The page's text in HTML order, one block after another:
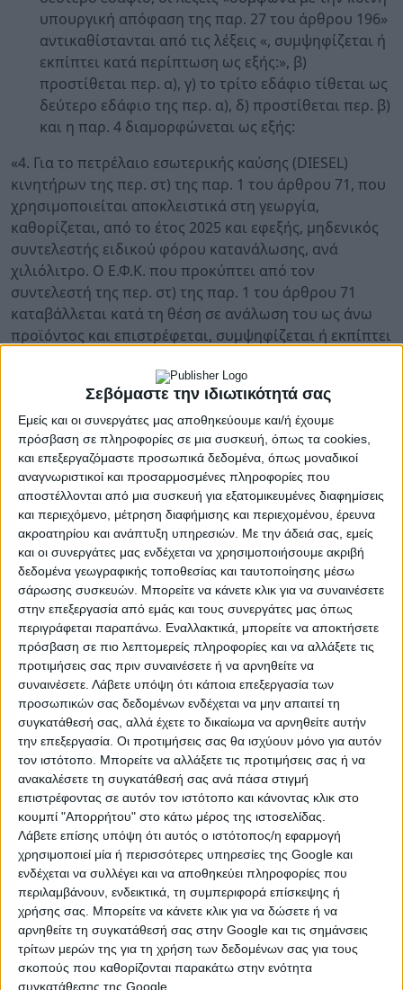
Σεβόμαστε την ιδιωτικότητά σας
Εμείς και οι συνεργάτες μας αποθηκεύουμε και/ή έχουμε
πρόσβαση σε πληροφορίες σε μια συσκευή, όπως τα cookies,
και επεξεργαζόμαστε προσωπικά δεδομένα, όπως μοναδικοί
αναγνωριστικοί και προσαρμοσμένες πληροφορίες που
αποστέλλονται από μια συσκευή για εξατομικευμένες διαφημίσεις
και περιεχόμενο, μέτρηση διαφήμισης και περιεχομένου, έρευνα
ακροατηρίου και ανάπτυξη υπηρεσιών. Με την άδειά σας, εμείς
και οι συνεργάτες μας ενδέχεται να χρησιμοποιήσουμε ακριβή
δεδομένα γεωγραφικής τοποθεσίας και ταυτοποίησης μέσω
σάρωσης συσκευών. Μπορείτε να κάνετε κλικ για να συναινέσετε
στην επεξεργασία από εμάς και τους συνεργάτες μας όπως
περιγράφεται παραπάνω. Εναλλακτικά, μπορείτε να αποκτήσετε
πρόσβαση σε πιο λεπτομερείς πληροφορίες και να αλλάξετε τις
προτιμήσεις σας πριν συναινέσετε ή να αρνηθείτε να
συναινέσετε. Λάβετε υπόψη ότι κάποια επεξεργασία των
προσωπικών σας δεδομένων ενδέχεται να μην απαιτεί τη
συγκατάθεσή σας, αλλά έχετε το δικαίωμα να αρνηθείτε αυτήν
την επεξεργασία. Οι προτιμήσεις σας θα ισχύουν μόνο για αυτόν
τον ιστότοπο. Μπορείτε να αλλάξετε τις προτιμήσεις σας ή να
ανακαλέσετε τη συγκατάθεσή σας ανά πάσα στιγμή
επιστρέφοντας σε αυτόν τον ιστότοπο και κάνοντας κλικ στο
κουμπί "Απορρήτου" στο κάτω μέρος της ιστοσελίδας.
Λάβετε επίσης υπόψη ότι αυτός ο ιστότοπος/η εφαρμογή
χρησιμοποιεί μία ή περισσότερες υπηρεσίες της Google και
ενδέχεται να συλλέγει και να αποθηκεύει πληροφορίες που
περιλαμβάνουν, ενδεικτικά, τη συμπεριφορά επίσκεψης ή
χρήσης σας. Μπορείτε να κάνετε κλικ για να δώσετε ή να
αρνηθείτε τη συγκατάθεσή σας στην Google και τις σημάνσεις
τρίτων μερών της για τη χρήση των δεδομένων σας για τους
σκοπούς που καθορίζονται παρακάτω στην ενότητα
συγκατάθεσης της Google.
υπουργική απόφαση της παρ. 27 του άρθρου 196»
αντικαθίστανται από τις λέξεις «, συμψηφίζεται ή
εκπίπτει κατά περίπτωση ως εξής:», β)
προστίθεται περ. α), γ) το τρίτο εδάφιο τίθεται ως
δεύτερο εδάφιο της περ. α), δ) προστίθεται περ. β)
και η παρ. 4 διαμορφώνεται ως εξής:
«4. Για το πετρέλαιο εσωτερικής καύσης (DIESEL)
κινητήρων της περ. στ) της παρ. 1 του άρθρου 71, που
χρησιμοποιείται αποκλειστικά στη γεωργία,
καθορίζεται, από το έτος 2025 και εφεξής, μηδενικός
συντελεστής ειδικού φόρου κατανάλωσης, ανά
χιλιόλιτρο. Ο Ε.Φ.Κ. που προκύπτει από τον
συντελεστή της περ. στ) της παρ. 1 του άρθρου 71
καταβάλλεται κατά τη θέση σε ανάλωση του ως άνω
προϊόντος και επιστρέφεται, συμψηφίζεται ή εκπίπτει
α) Για καταναλώσεις μέχρι την 31η Οκτωβρίου 2026 ο
Ε.Φ.Κ. επιστρέφεται σύμφωνα με την κοινή υπουργική
απόφαση της περ. α) της παρ. 27 του άρθρου 196. Το
ποσό επιστροφής του ειδικού φόρου κατανάλωσης
είναι ανεκχώρητο και ακατάσχετο στα χέρια του
Δημοσίου ή τρίτων, κατά παρέκκλιση κάθε γενικής ή
ειδικής διάταξης, δεν υπόκειται σε οποιαδήποτε
κράτηση, τέλος ή εισφορά, δεν δεσμεύεται και δεν
συμψηφίζεται με βεβαιωμένες, ληξιπρόθεσμες ή μη,
οφειλές προς τη φορολογική διοίκηση και το Δημόσιο
εν γένει, τους δήμους, τις περιφέρειες και τα νομικά
τους πρόσωπα, τα ασφαλιστικά ταμεία ή τα πιστωτικά
ιδρύματα και δεν υπολογίζεται στα εισοδηματικά
όρια για την καταβολή οποιασδήποτε παροχής
κοινωνικού ή προνοιακού χαρακτήρα.
β) Για καταναλώσεις από την 1η Νοεμβρίου 2026 και
εφεξής τίθεται σε λειτουργία ειδική ψηφιακή
εφαρμογή της Α.Α.Δ.Ε., προκειμένου ο Ε.Φ.Κ. που
προκύπτει από τον συντελεστή της περ. στ) της παρ. 1
του άρθρου 71 και ο αναλογούν σε αυτόν Φόρος
Προστιθέμενης Αξίας (Φ.Π.Α.) να μην περιλαμβάνονται
στο συνολικό καταβλητέο ποσό του τιμολογίου
πώλησης κατά την προμήθεια του καυσίμου από τα
δικαιούχα πρόσωπα. Ο Ε.Φ.Κ. επιστρέφεται στους
πρατηριούχους ή συμψηφίζεται, σύμφωνα με την
κοινή υπουργική απόφαση της περ. β) της παρ. 27 του
άρθρου 196.».